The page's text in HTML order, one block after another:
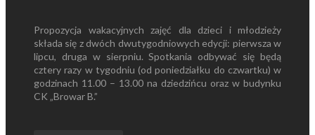
Propozycja wakacyjnych zajęć dla dzieci i młodzieży
składa się z dwóch dwutygodniowych edycji: pierwsza w
lipcu, druga w sierpniu. Spotkania odbywać się będą
cztery razy w tygodniu (od poniedziałku do czwartku) w
godzinach 11.00 – 13.00 na dziedzińcu oraz w budynku
CK „Browar B.”